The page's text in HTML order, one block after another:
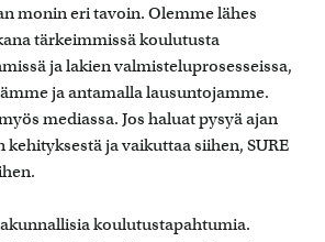
monin eri tavoin. Olemme lähes
tärkeimmissä koulutusta
ja lakien valmisteluprosesseissa,
ja antamalla lausuntojamme.
mediassa. Jos haluat pysyä ajan
ja vaikuttaa siihen, SURE
koulutustapahtumia.